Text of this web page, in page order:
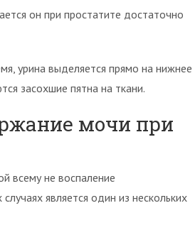
он при простатите достаточно
урина выделяется прямо на нижнее
засохшие пятна на ткани.
мочи при
всему не воспаление
является один из нескольких